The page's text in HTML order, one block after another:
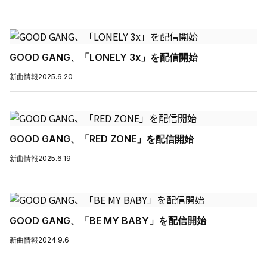
GOOD GANG、「LONELY 3x」を配信開始
新曲情報2025.6.20
GOOD GANG、「RED ZONE」を配信開始
新曲情報2025.6.19
GOOD GANG、「BE MY BABY」を配信開始
新曲情報2024.9.6